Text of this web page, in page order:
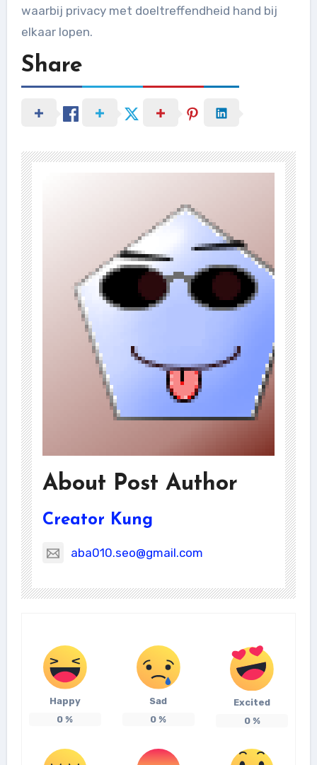
waarbij privacy met doeltreffendheid hand bij
elkaar lopen.
Share
About Post Author
Creator Kung
aba010.seo@gmail.com
Happy
0 %
Sad
0 %
Excited
0%